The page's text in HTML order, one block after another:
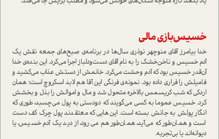
خسیس‌بازی مالی
خدا بیامرز آقای منوچهر نوذری سال‌ها در برنامه‌ی صبح‌های جمعه نقش یک
آدم خسیس و ناخن‌خشک را به نام آقای دست‌و‌دلباز اجرا می‌کرد. این بنده‌ی خدا
آن‌قدر خسیس بود که آدم وحشت می‌کرد. خانمش از دستش عذاب می‌کشید و
فامیلش را فراری داده بود. نمونه‌ی فرنگی این آقا هم لابد اسکروچ است؛ همان
اردکی که شب کریسمس بالاخره متحول شد و مال‌ و اموالش را بذل و بخشش
کرد. خسیس عموما به کسی می‌گویند که دودستی به پول می‌چسبد، طوری که
انگار پولش به جانش بسته است. این‌هایی که معتقدند پول چرک کف دست
است و همان‌طور که می‌آید، همان‌طور هم می‌رود، از دید یک آدم خسیس، یا
دیوانه‌اند یا بی‌تجربه.